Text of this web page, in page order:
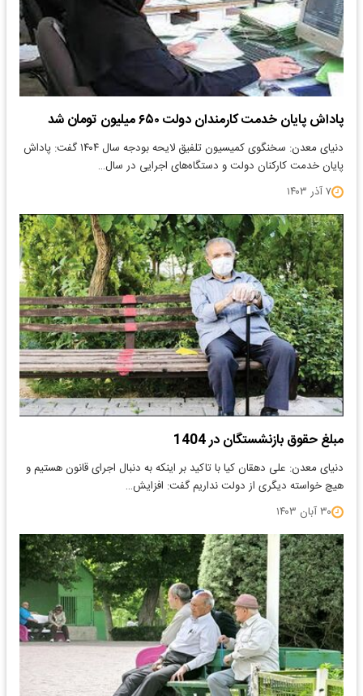
پاداش پایان خدمت کارمندان دولت ۶۵۰ میلیون تومان شد
دنیای معدن: سخنگوی کمیسیون تلفیق لایحه بودجه سال ۱۴۰۴ گفت: پاداش
پایان خدمت کارکنان دولت و دستگاه‌های اجرایی در سال…
۷ آذر ۱۴۰۳
مبلغ حقوق بازنشستگان در 1404
دنیای معدن: علی دهقان کیا با تاکید بر اینکه به دنبال اجرای قانون هستیم و
هیچ خواسته دیگری از دولت نداریم گفت: افزایش…
۳۰ آبان ۱۴۰۳